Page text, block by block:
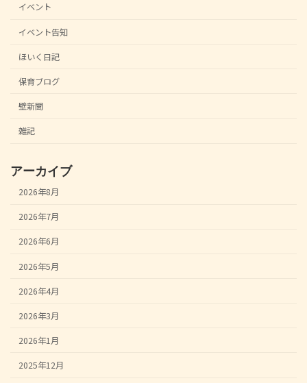
イベント
イベント告知
ほいく日記
保育ブログ
壁新聞
雑記
アーカイブ
2026年8月
2026年7月
2026年6月
2026年5月
2026年4月
2026年3月
2026年1月
2025年12月